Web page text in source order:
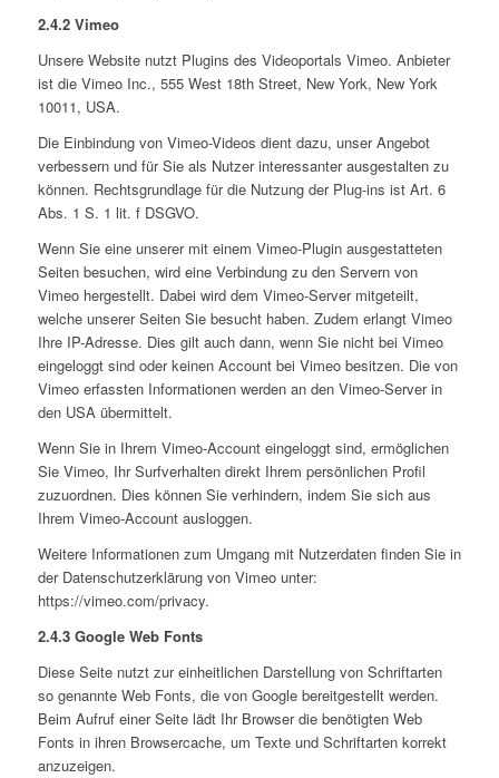
2.4.2 Vimeo
Unsere Website nutzt Plugins des Videoportals Vimeo. Anbieter
ist die Vimeo Inc., 555 West 18th Street, New York, New York
10011, USA.
Die Einbindung von Vimeo-Videos dient dazu, unser Angebot
verbessern und für Sie als Nutzer interessanter ausgestalten zu
können. Rechtsgrundlage für die Nutzung der Plug-ins ist Art. 6
Abs. 1 S. 1 lit. f DSGVO.
Wenn Sie eine unserer mit einem Vimeo-Plugin ausgestatteten
Seiten besuchen, wird eine Verbindung zu den Servern von
Vimeo hergestellt. Dabei wird dem Vimeo-Server mitgeteilt,
welche unserer Seiten Sie besucht haben. Zudem erlangt Vimeo
Ihre IP-Adresse. Dies gilt auch dann, wenn Sie nicht bei Vimeo
eingeloggt sind oder keinen Account bei Vimeo besitzen. Die von
Vimeo erfassten Informationen werden an den Vimeo-Server in
den USA übermittelt.
Wenn Sie in Ihrem Vimeo-Account eingeloggt sind, ermöglichen
Sie Vimeo, Ihr Surfverhalten direkt Ihrem persönlichen Profil
zuzuordnen. Dies können Sie verhindern, indem Sie sich aus
Ihrem Vimeo-Account ausloggen.
Weitere Informationen zum Umgang mit Nutzerdaten finden Sie in
der Datenschutzerklärung von Vimeo unter:
https://vimeo.com/privacy.
2.4.3 Google Web Fonts
Diese Seite nutzt zur einheitlichen Darstellung von Schriftarten
so genannte Web Fonts, die von Google bereitgestellt werden.
Beim Aufruf einer Seite lädt Ihr Browser die benötigten Web
Fonts in ihren Browsercache, um Texte und Schriftarten korrekt
anzuzeigen.